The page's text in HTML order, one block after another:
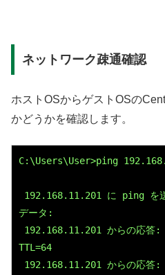
ネットワーク疎通確認
ホストOSからゲストOSの
かどうかを確認します。
C:\Users\User>ping
データ:
TTL=64